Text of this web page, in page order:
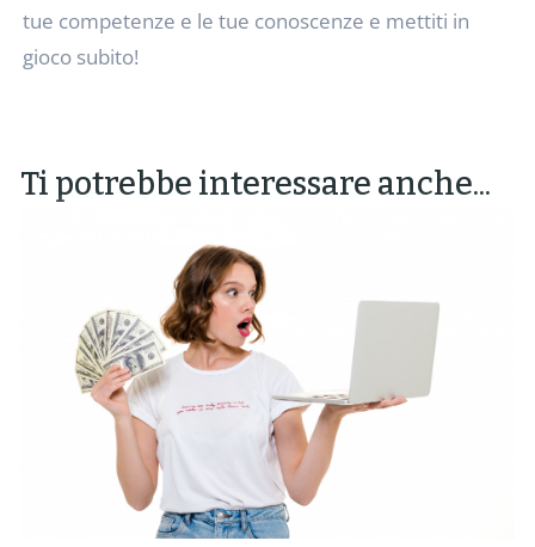
tue competenze e le tue conoscenze e mettiti in
gioco subito!
Ti potrebbe interessare anche...